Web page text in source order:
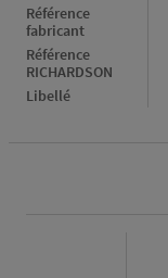
Référence
fabricant
Référence
RICHARDSON
Libellé